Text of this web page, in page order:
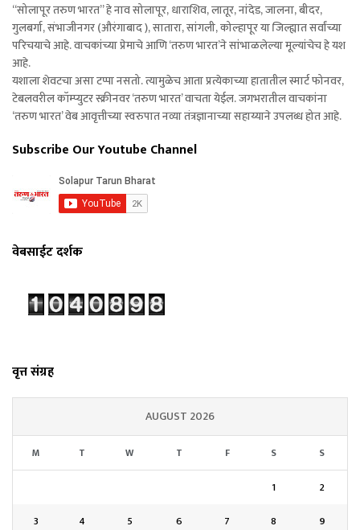
“सोलापूर तरुण भारत” हे नाव सोलापूर, धाराशिव, लातूर, नांदेड, जालना, बीदर,
गुलबर्गा, संभाजीनगर (औरंगाबाद ), सातारा, सांगली, कोल्हापूर या जिल्ह्यात सर्वांच्या
परिचयाचे आहे. वाचकांच्या प्रेमाचे आणि ‘तरुण भारत’ने सांभाळलेल्या मूल्यांचेच हे यश
आहे.
यशाला शेवटचा असा टप्पा नसतो. त्यामुळेच आता प्रत्येकाच्या हातातील स्मार्ट फोनवर,
टेबलवरील कॉम्प्युटर स्क्रीनवर ‘तरुण भारत’ वाचता येईल. जगभरातील वाचकांना
‘तरुण भारत’ वेब आवृत्तीच्या स्वरुपात नव्या तंत्रज्ञानाच्या सहाय्याने उपलब्ध होत आहे.
Subscribe Our Youtube Channel
वेबसाईट दर्शक
वृत्त संग्रह
AUGUST 2026
M T W T F S S
1
2
3
4 5 6 7 8 9